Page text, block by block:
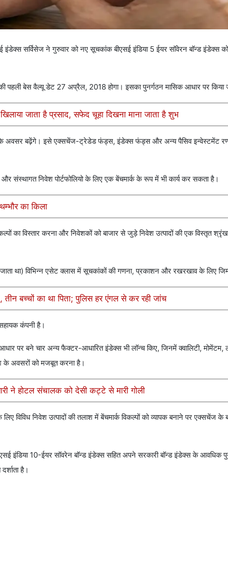
सर्विसेज ने गुरुवार को नए सूचकांक बीएसई इंडिया 5 ईयर सॉवेरन बॉन्ड इंडेक्स
पहली बेस वैल्यू डेट 27 अप्रैल, 2018 होगा। इसका पुनर्गठन मासिक आधार पर किया
जाता है प्रसाद, सफेद चूहा दिखना माना जाता है शुभ
बढ़ेंगे। इसे एक्सचेंज-ट्रेडेड फंड्स, इंडेक्स फंड्स और अन्य पैसिव इन्वेस्टमेंट
संस्थागत निवेश पोर्टफोलियो के लिए एक बेंचमार्क के रूप में भी कार्य कर सकता है।
का किला
का विस्तार करना और निवेशकों को बाजार से जुड़े निवेश उत्पादों की एक विस्तृत
था) विभिन्न एसेट क्लास में सूचकांकों की गणना, प्रकाशन और रखरखाव के लिए
बच्चों का था पिता; पुलिस हर एंगल से कर रही जांच
कंपनी है।
पर बने चार अन्य फैक्टर-आधारित इंडेक्स भी लॉन्च किए, जिनमें क्वालिटी, मोमेंटम,
के अवसरों को मजबूत करना है।
ने होटल संचालक को देसी कट्टे से मारी गोली
निवेश उत्पादों की तलाश में बेंचमार्क विकल्पों को व्यापक बनाने पर एक्सचेंज
इंडिया 10-ईयर सॉवरेन बॉन्ड इंडेक्स सहित अपने सरकारी बॉन्ड इंडेक्स के आवधिक
है।